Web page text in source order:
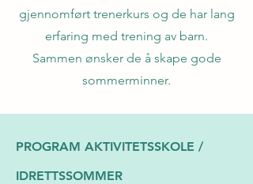
gjennomført trenerkurs og de har lang
erfaring med trening av barn.
Sammen ønsker de å skape gode
sommerminner.
PROGRAM AKTIVITETSSKOLE /
IDRETTSSOMMER